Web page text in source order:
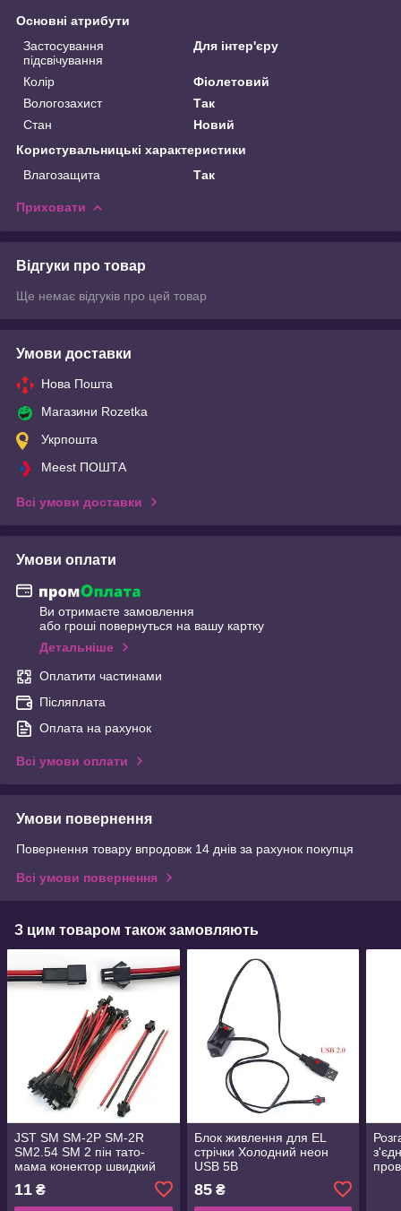
Основні атрибути
Застосування
підсвічування
Для інтер'єру
Колір
Фіолетовий
Вологозахист
Так
Стан
Новий
Користувальницькі характеристики
Влагозащита
Так
Приховати
Відгуки про товар
Ще немає відгуків про цей товар
Умови доставки
Нова Пошта
Магазини Rozetka
Укрпошта
Meest ПОШТА
Всі умови доставки
Умови оплати
Ви отримаєте замовлення
або гроші повернуться на вашу картку
Детальніше
Оплатити частинами
Післяплата
Оплата на рахунок
Всі умови оплати
Умови повернення
Повернення товару впродовж 14 днів за рахунок покупця
Всі умови повернення
З цим товаром також замовляють
JST SM SM-2P SM-2R
SM2.54 SM 2 пін тато-
мама конектор швидкий
світлодіодних стрічок
11 ₴
Блок живлення для EL
стрічки Холодний неон
USB 5В
85₴